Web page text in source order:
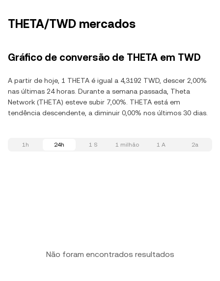
THETA/TWD mercados
Gráfico de conversão de THETA em TWD
A partir de hoje, 1 THETA é igual a 4,3192 TWD, descer 2,00%
nas últimas 24 horas. Durante a semana passada, Theta
Network (THETA) esteve subir 7,00%. THETA está em
tendência descendente, a diminuir 0,00% nos últimos 30 dias.
1h 24h 1 S 1 milhão 1 A 2a
Não foram encontrados resultados